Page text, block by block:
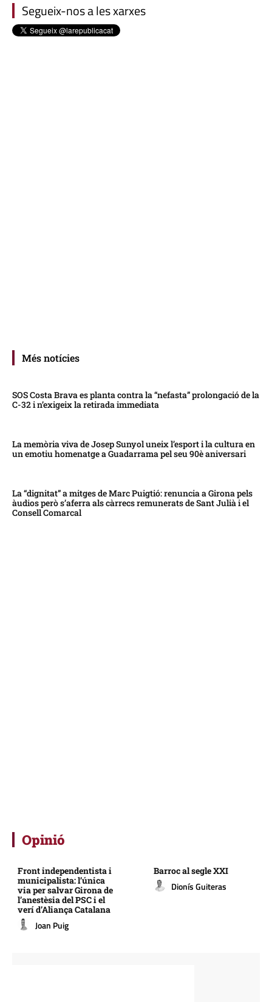
Segueix-nos a les xarxes
Més notícies
SOS Costa Brava es planta contra la “nefasta” prolongació de la
C-32 i n’exigeix la retirada immediata
La memòria viva de Josep Sunyol uneix l’esport i la cultura en
un emotiu homenatge a Guadarrama pel seu 90è aniversari
La “dignitat” a mitges de Marc Puigtió: renuncia a Girona pels
àudios però s’aferra als càrrecs remunerats de Sant Julià i el
Consell Comarcal
Opinió
Front independentista i
municipalista: l’única
via per salvar Girona de
l’anestèsia del PSC i el
verí d’Aliança Catalana
Joan Puig
Barroc al segle XXI
Dionís Guiteras